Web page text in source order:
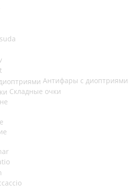
Антифары с диоптриями
Складные очки